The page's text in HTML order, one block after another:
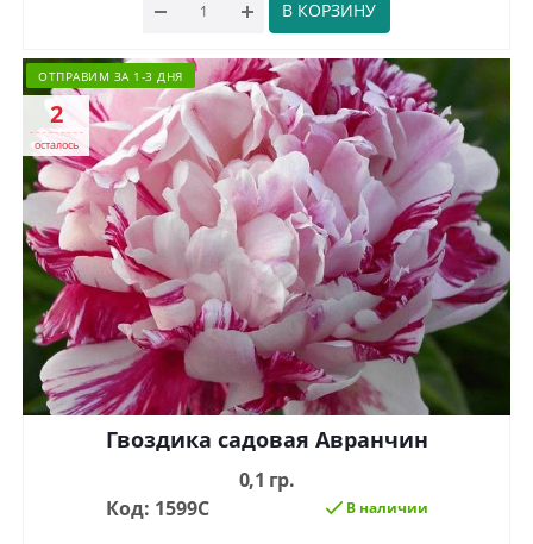
В КОРЗИНУ
ОТПРАВИМ ЗА 1-3 ДНЯ
2
осталось
Гвоздика садовая Авранчин
0,1 гр.
Код: 1599С
В наличии